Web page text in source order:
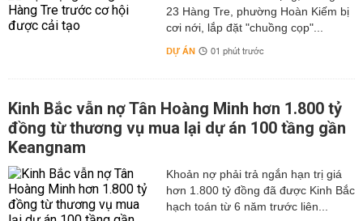
23 Hàng Tre, phường Hoàn Kiếm bị
cơi nới, lắp đặt "chuồng cọp"...
DỰ ÁN 01 phút trước
Kinh Bắc vẫn nợ Tân Hoàng Minh hơn 1.800 tỷ
đồng từ thương vụ mua lại dự án 100 tầng gần
Keangnam
hơn 1.800 tỷ đồng đã được Kinh Bắc
hạch toán từ 6 năm trước liên...